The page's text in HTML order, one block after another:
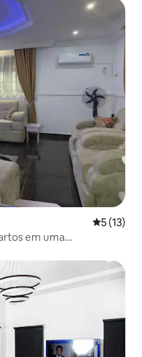
5 de uma
5 (13)
em uma
hóspedes